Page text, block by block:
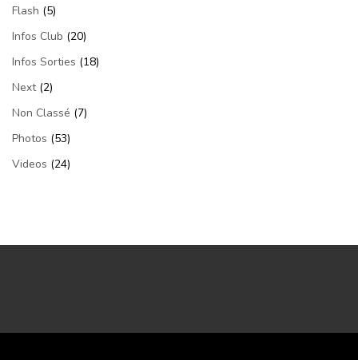
Flash (5)
Infos Club (20)
Infos Sorties (18)
Next(2)
Non Classé (7)
Photos (53)
Videos (24)